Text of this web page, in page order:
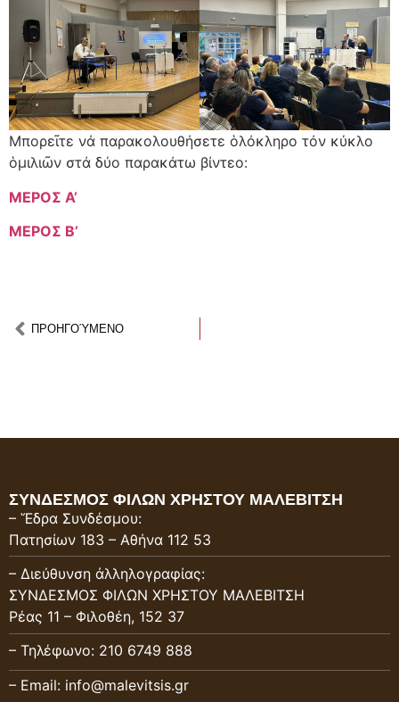
Μπορεῖτε νά παρακολουθήσετε ὁλόκληρο τόν κύκλο
ὁμιλιῶν στά δύο παρακάτω βίντεο:
ΜΕΡΟΣ Α’
ΜΕΡΟΣ Β’
ΠΡΟΗΓOΎΜΕΝΟ
ΣΥΝΔΕΣΜΟΣ ΦΙΛΩΝ ΧΡΗΣΤΟΥ ΜΑΛΕΒΙΤΣΗ
– Ἕδρα Συνδέσμου:
Πατησίων 183 – Αθήνα 112 53
– Διεύθυνση ἀλληλογραφίας:
ΣΥΝΔΕΣΜΟΣ ΦΙΛΩΝ ΧΡΗΣΤΟΥ ΜΑΛΕΒΙΤΣΗ
Ρέας 11 – Φιλοθέη, 152 37
– Τηλέφωνο: 210 6749 888
– Email: info@malevitsis.gr